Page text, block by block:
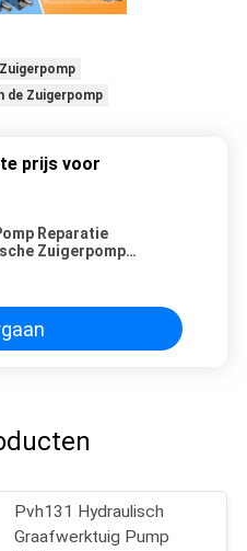
de Zuigerpomp
prijs voor
Reparatie
Zuigerpomp
Pvh131 Hydraulisch
Graafwerktuig Pump